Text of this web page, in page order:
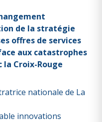
de la stratégie
offres de services
aux catastrophes
Croix-Rouge
nationale de La
innovations